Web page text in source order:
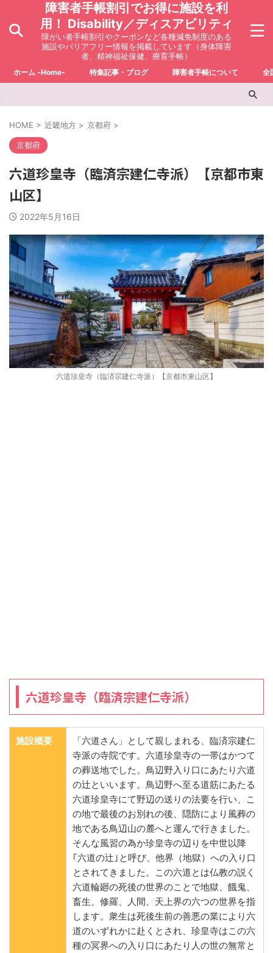
障害者手帳割引でお得に施設を利
用！ Disability／ディスアビリティ
障がい者手帳割引やクーポンなど各種減免制度のある
施設やバリアフリー情報を掲載しています（身体障害
者、精神福祉保健、療育手帳）
ホーム -Home- 特集記事・ブログ 障害者手帳について 全
HOME > 近畿地方 > 京都府 >
京都府
六道珍皇寺（臨済宗建仁寺派）【京都市東
山区】
2022年5月16日
六道珍皇寺（臨済宗建仁寺派）【京都市東山区】
六道珍皇寺（臨済宗建仁寺派）
施設概要
「六道さん」として親しまれる、臨済宗建仁
寺派の寺院です。六道珍皇寺の一帯はかつて
の葬送地でした。鳥辺野入り口にあたり六道
の辻といいます。鳥辺野へ至る道筋にあたる
六道珍皇寺にて野辺の送りの法要を行い、こ
の地で最後のお別れの後、隠防により風葬の
地である鳥辺山の麓へと運んで行きました。
そんな風習の為か珍皇寺の辺りを中世以降
｢六道の辻｣と呼び、他界（地獄）への入り口
とされてきました。この六道とは仏教の説く
六道輪廻の死後の世界のことで地獄、餓鬼、
畜生、修羅、人間、天上界の六つの世界を指
します。衆生は死後生前の善悪の業により六
道のいずれかに赴くとされ、珍皇寺はこの六
種の冥界への入り口にあたり人の世の無常と